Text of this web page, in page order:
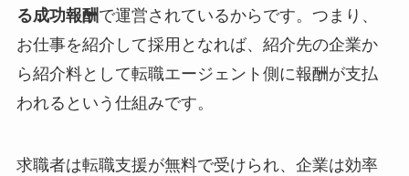
る成功報酬で運営されているからです。つまり、
お仕事を紹介して採用となれば、紹介先の企業か
ら紹介料として転職エージェント側に報酬が支払
われるという仕組みです。
求職者は転職支援が無料で受けられ、企業は効率